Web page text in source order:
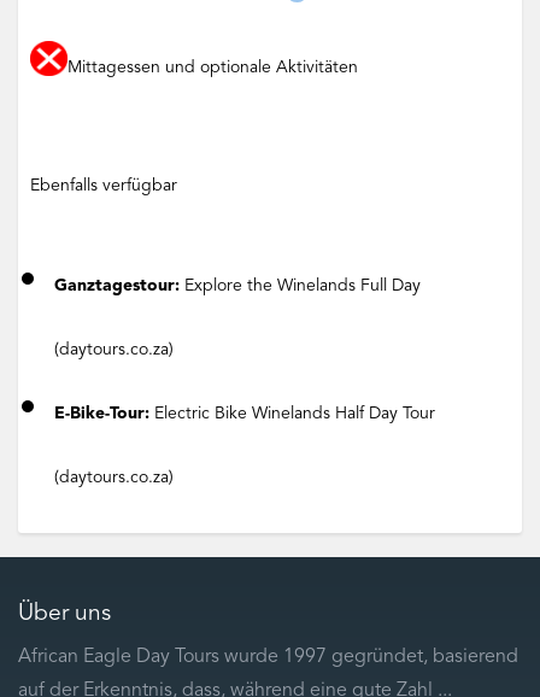
Mittagessen und optionale Aktivitäten
Ebenfalls verfügbar
Ganztagestour: Explore the Winelands Full Day
(daytours.co.za)
E-Bike-Tour: Electric Bike Winelands Half Day Tour
(daytours.co.za)
Über uns
African Eagle Day Tours wurde 1997 gegründet, basierend
auf der Erkenntnis, dass, während eine gute Zahl ...